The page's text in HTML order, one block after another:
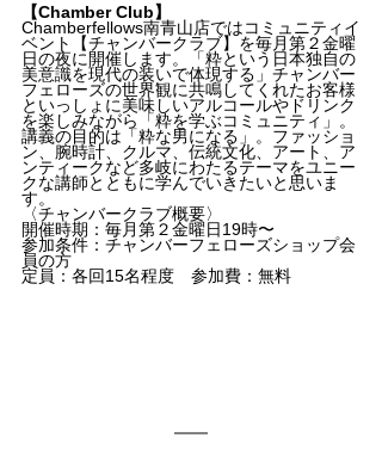
【Chamber Club】
Chamberfellows南青山店ではコミュニティイ
ベント【チャンバークラブ】を毎月第２金曜
日の夜に開催します。「粋という日本独自の
美意識を現代の装いで体現する」チャンバー
フェローズの世界観に共鳴してくれたお客様
といっしょに美味しいアルコールやドリンク
を楽しみながら「粋を学ぶコミュニティ」。
講義の目的は「粋な男になる」。ファッショ
ン、腕時計、クルマ、伝統文化、アート、ア
ンティークなど多岐にわたるテーマをユニー
クな講師とともに学んでいきたいと思いま
す。
〈チャンバークラブ概要〉
開催時期：毎月第２金曜日19時〜
参加条件：チャンバーフェローズショップ会
員の方
定員：各回15名程度　参加費：無料